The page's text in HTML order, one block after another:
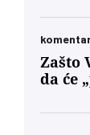
Zašto
da će